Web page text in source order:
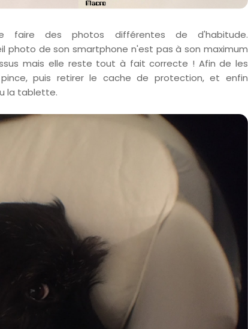
faire des photos différentes de d'habitude.
photo de son smartphone n'est pas à son maximum
mais elle reste tout à fait correcte ! Afin de les
puis retirer le cache de protection, et enfin
la tablette.